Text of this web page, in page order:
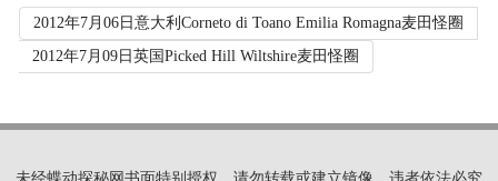
2012年7月06日意大利Corneto di Toano Emilia Romagna麦田怪圈
2012年7月09日英国Picked Hill Wiltshire麦田怪圈